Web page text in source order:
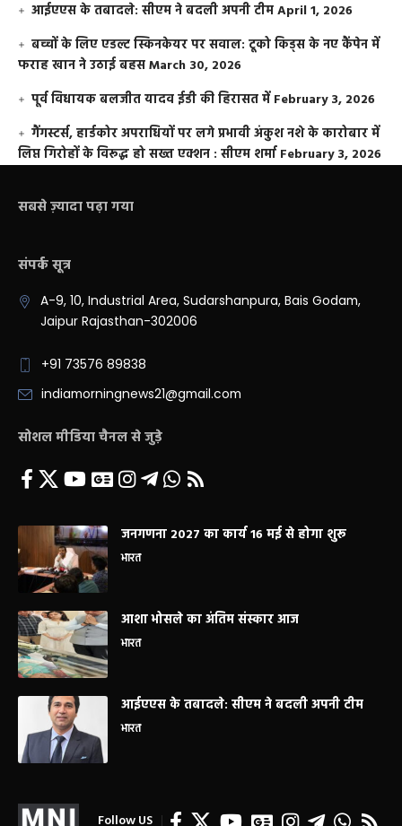
आईएएस के तबादले: सीएम ने बदली अपनी टीमApril 1, 2026
बच्चों के लिए एडल्ट स्किनकेयर पर सवाल: टूको किड्स के नए कैंपेन में
फराह खान ने उठाई बहसMarch 30, 2026
पूर्व विधायक बलजीत यादव ईडी की हिरासत में February 3, 2026
गैंगस्टर्स, हार्डकोर अपराधियों पर लगे प्रभावी अंकुश नशे के कारोबार में
लिप्त गिरोहों के विरूद्ध हो सख्त एक्शन : सीएम शर्मा February 3, 2026
सबसे ज़्यादा पढ़ा गया
संपर्क सूत्र
A-9, 10, Industrial Area, Sudarshanpura, Bais Godam,
Jaipur Rajasthan-302006
+91 73576 89838
indiamorningnews21@gmail.com
सोशल मीडिया चैनल से जुड़े
जनगणना 2027 का कार्य 16 मई से होगा शुरू
भारत
आशा भोसले का अंतिम संस्कार आज
भारत
आईएएस के तबादले: सीएम ने बदली अपनी टीम
भारत
Follow US